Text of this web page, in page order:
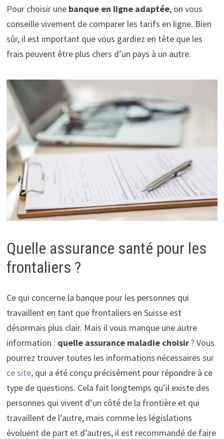
Pour choisir une banque en ligne adaptée, on vous
conseille vivement de comparer les tarifs en ligne. Bien
sûr, il est important que vous gardiez en tête que les
frais peuvent être plus chers d’un pays à un autre.
Quelle assurance santé pour les
frontaliers ?
Ce qui concerne la banque pour les personnes qui
travaillent en tant que frontaliers en Suisse est
désormais plus clair. Mais il vous manque une autre
information : quelle assurance maladie choisir? Vous
pourrez trouver toutes les informations nécessaires sur
ce site, qui a été conçu précisément pour répondre à ce
type de questions. Cela fait longtemps qu’il existe des
personnes qui vivent d’un côté de la frontière et qui
travaillent de l’autre, mais comme les législations
évoluent de part et d’autres, il est recommandé de faire